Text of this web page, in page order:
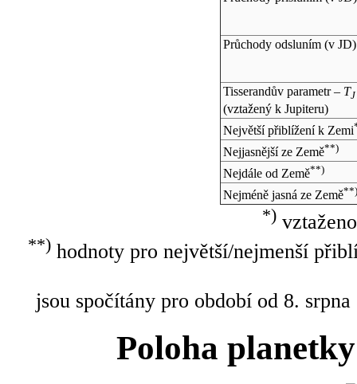
Průchody odsluním (v JD)
Tisserandův parametr – TJ
(vztažený k Jupiteru)
Největší přiblížení k Zemi
Nejjasnější ze Země**)
Nejdále od Země**)
Nejméně jasná ze Země**)
*)
**)hodnoty pro největší/nejmenší
jsou spočítány pro období od 8.
Poloha